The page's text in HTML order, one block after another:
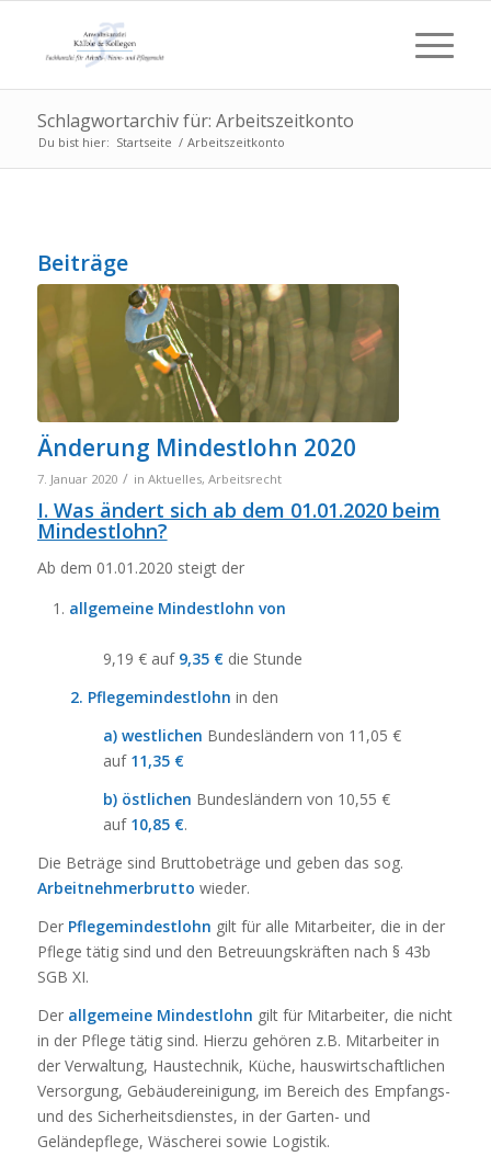
Schlagwortarchiv für: Arbeitszeitkonto
Du bist hier: Startseite / Arbeitszeitkonto
Beiträge
Änderung Mindestlohn 2020
7. Januar 2020 / in Aktuelles, Arbeitsrecht
I. Was ändert sich ab dem 01.01.2020 beim
Mindestlohn?
Ab dem 01.01.2020 steigt der
allgemeine Mindestlohn von
9,19 € auf 9,35 €die Stunde
2. Pflegemindestlohn in den
a) westlichen Bundesländern von 11,05 €
auf 11,35 €
b) östlichen Bundesländern von 10,55 €
auf 10,85 €.
Die Beträge sind Bruttobeträge und geben das sog.
Arbeitnehmerbrutto wieder.
Der Pflegemindestlohn gilt für alle Mitarbeiter, die in der
Pflege tätig sind und den Betreuungskräften nach § 43b
SGB XI.
Der allgemeine Mindestlohn gilt für Mitarbeiter, die nicht
in der Pflege tätig sind. Hierzu gehören z.B. Mitarbeiter in
der Verwaltung, Haustechnik, Küche, hauswirtschaftlichen
Versorgung, Gebäudereinigung, im Bereich des Empfangs-
und des Sicherheitsdienstes, in der Garten- und
Geländepflege, Wäscherei sowie Logistik.